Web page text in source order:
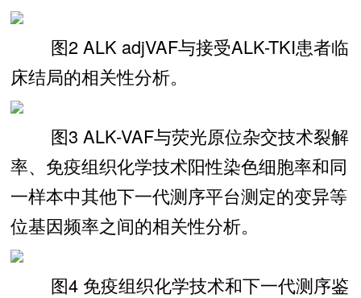
图2 ALK adjVAF与接受ALK-TKI患者临
床结局的相关性分析。
图3 ALK-VAF与荧光原位杂交技术裂解
率、免疫组织化学技术阳性染色细胞率和同
一样本中其他下一代测序平台测定的变异等
位基因频率之间的相关性分析。
图4 免疫组织化学技术和下一代测序鉴